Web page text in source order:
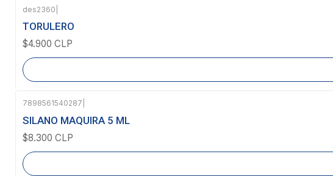
Agotado
des2360
TORULERO
$4.900 CLP
Agotado
7898561540287
SILANO MAQUIRA 5 ML
$8.300 CLP